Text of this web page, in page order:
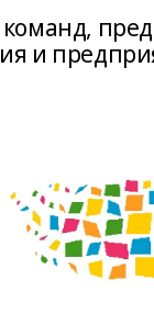
команд,
и